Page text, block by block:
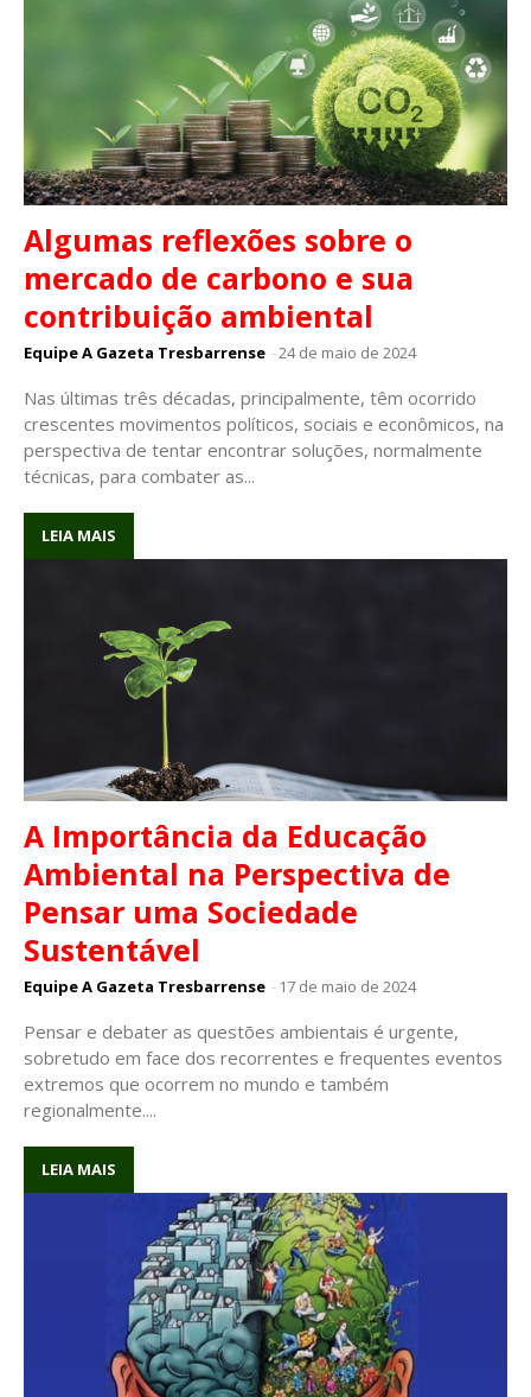
Algumas reflexões sobre o
mercado de carbono e sua
contribuição ambiental
Equipe A Gazeta Tresbarrense -24 de maio de 2024
Nas últimas três décadas, principalmente, têm ocorrido
crescentes movimentos políticos, sociais e econômicos, na
perspectiva de tentar encontrar soluções, normalmente
técnicas, para combater as...
LEIA MAIS
A Importância da Educação
Ambiental na Perspectiva de
Pensar uma Sociedade
Sustentável
Equipe A Gazeta Tresbarrense - 17 de maio de 2024
Pensar e debater as questões ambientais é urgente,
sobretudo em face dos recorrentes e frequentes eventos
extremos que ocorrem no mundo e também
regionalmente....
LEIA MAIS